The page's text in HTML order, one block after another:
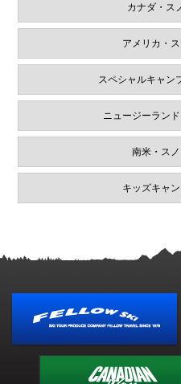
カナダ・ス
アメリカ・
スペシャルキャン
ニュージーラン
南米・ス
キッズキャ